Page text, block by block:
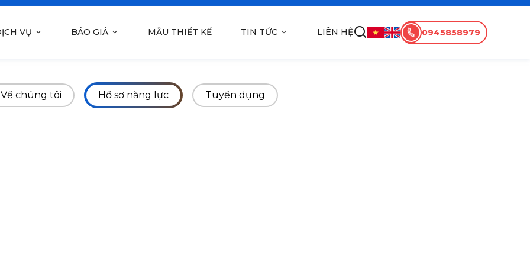
VỤ BÁO GIÁ MẪU THIẾT KẾ TIN TỨC LIÊN HỆ 0945858979
Về chúng tôi Hồ sơ năng lực Tuyển dụng